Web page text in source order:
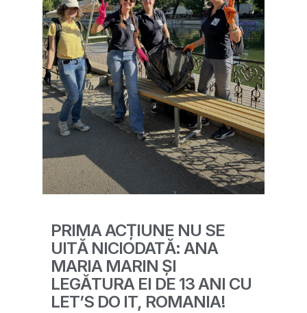
PRIMA ACȚIUNE NU SE
UITĂ NICIODATĂ: ANA
MARIA MARIN ȘI
LEGĂTURA EI DE 13 ANI CU
LET’S DO IT, ROMANIA!